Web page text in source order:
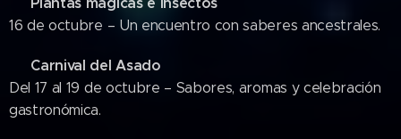
16 de octubre – Un encuentro con saberes ancestrales.
Carnival del Asado
Del 17 al 19 de octubre – Sabores, aromas y celebración
gastronómica.